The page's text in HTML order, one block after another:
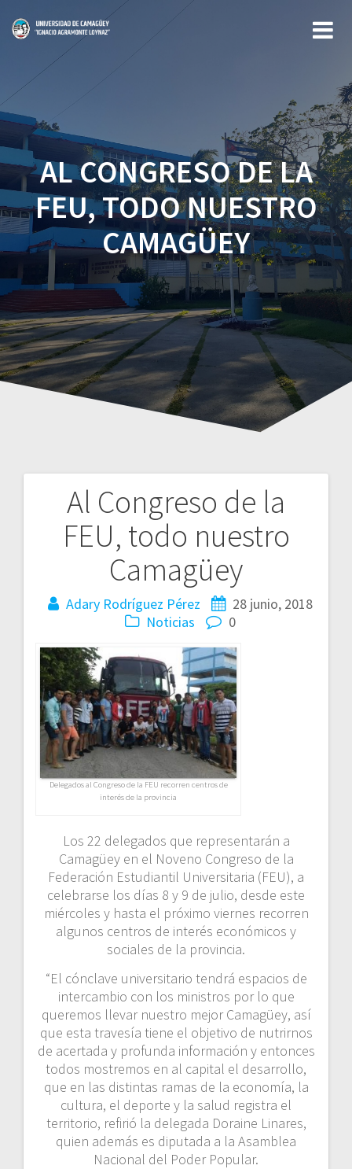
Saltar
AL CONGRESO DE LA
FEU, TODO NUESTRO
CAMAGÜEY
Al Congreso de la
FEU, todo nuestro
Camagüey
Adary Rodríguez Pérez
28 junio, 2018
Noticias
0
Delegados al Congreso de la FEU recorren centros de
interés de la provincia
Los 22 delegados que representarán a
Camagüey en el Noveno Congreso de la
Federación Estudiantil Universitaria (FEU), a
celebrarse los días 8 y 9 de julio, desde este
miércoles y hasta el próximo viernes recorren
algunos centros de interés económicos y
sociales de la provincia.
“El cónclave universitario tendrá espacios de
intercambio con los ministros por lo que
queremos llevar nuestro mejor Camagüey, así
que esta travesía tiene el objetivo de nutrirnos
de acertada y profunda información y entonces
todos mostremos en al capital el desarrollo,
que en las distintas ramas de la economía, la
cultura, el deporte y la salud registra el
territorio, refirió la delegada Doraine Linares,
quien además es diputada a la Asamblea
Nacional del Poder Popular.
Navegación
entradas